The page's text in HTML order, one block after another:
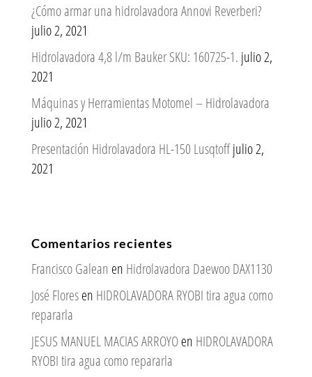
¿Cómo armar una hidrolavadora Annovi Reverberi?
julio 2, 2021
Hidrolavadora 4,8 l/m Bauker SKU: 160725-1. julio 2,
2021
Máquinas y Herramientas Motomel – Hidrolavadora
julio 2, 2021
Presentación Hidrolavadora HL-150 Lusqtoffjulio 2,
2021
Comentarios recientes
Francisco Galean en Hidrolavadora Daewoo DAX1130
José Floresen HIDROLAVADORA RYOBI tira agua como
repararla
JESUS MANUEL MACIAS ARROYOen HIDROLAVADORA
RYOBI tira agua como repararla